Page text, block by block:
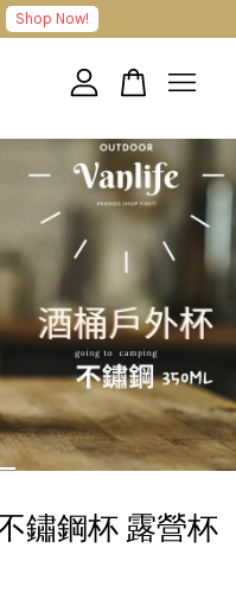
Shop Now!
鏽鋼杯 露營杯
是空的。